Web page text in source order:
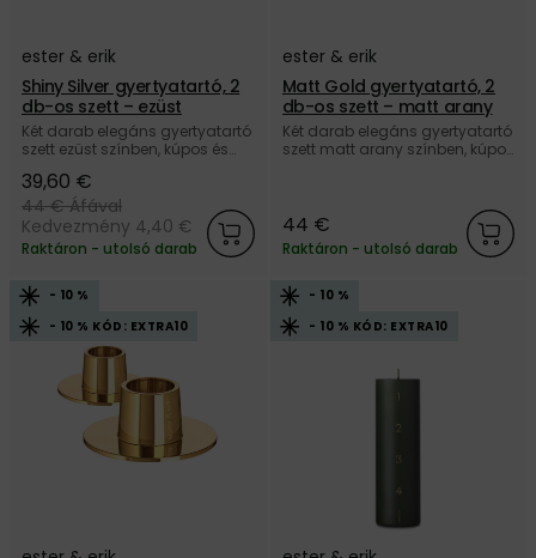
ester & erik
Shiny Silver gyertyatartó, 2
db-os szett – ezüst
Két darab elegáns gyertyatartó
szett ezüst színben, kúpos és
& erik márkától.
39,60 €
44 €Áfával
Kedvezmény 4,40 €
Raktáron - utolsó darab
ester & erik
Matt Gold gyertyatartó, 2
db-os szett – matt arany
Két darab elegáns gyertyatartó
szett matt arany színben, kúpos
44 €
Raktáron - utolsó darab
- 10 %
- 10 % KÓD: EXTRA10
- 10 %
- 10 % KÓD: EXTRA10